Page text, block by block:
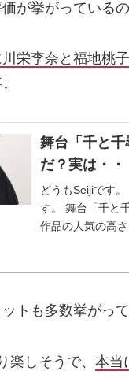
が挙がっているの
栄李奈と福地桃
舞台「千と
だ？実は・・
どうもSeijiです
す。 舞台「千と
作品の人気の高
トも多数挙がって
楽しそうで、 本当